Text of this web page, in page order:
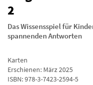
2
Das Wissensspiel für
spannenden Antworten
Karten
Erschienen: März 2025
ISBN:978-3-7423-2594-5